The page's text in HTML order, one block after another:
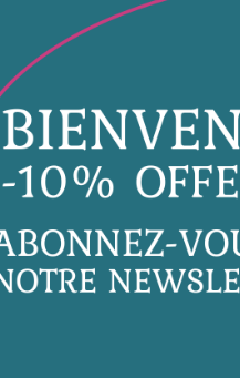
soyeux, doux et régénère le
a utilisé avec une bonne odeur